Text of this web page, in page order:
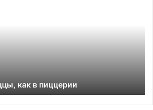
как в пиццерии